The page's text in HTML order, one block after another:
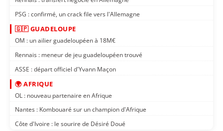
PSG : confirmé, un crack file vers l'Allemagne
🇬🇵 GUADELOUPE
OM : un ailier guadeloupéen à 18M€
Rennais : meneur de jeu guadeloupéen trouvé
ASSE : départ officiel d'Yvann Maçon
🌍 AFRIQUE
OL : nouveau partenaire en Afrique
Nantes : Kombouaré sur un champion d'Afrique
Côte d'Ivoire : le sourire de Désiré Doué